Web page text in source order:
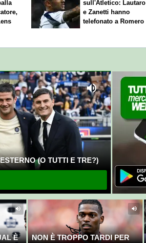
sull'Atletico: Lautaro
e Zanetti hanno
telefonato a Romero
(O TUTTI E TRE?)
È
NON È TROPPO TARDI PER